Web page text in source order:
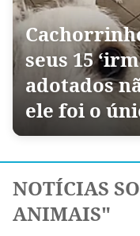
seus 15
adotados
ele foi o
NOTÍCIAS
ANIMAIS"